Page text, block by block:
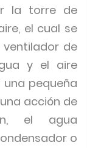
la torre de
el cual se
de
y el aire
pequeña
acción de
el agua
o